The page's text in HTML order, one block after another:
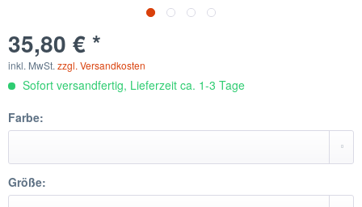
35,80 € *
inkl. MwSt. zzgl. Versandkosten
Sofort versandfertig, Lieferzeit ca. 1-3 Tage
Farbe:
Größe: